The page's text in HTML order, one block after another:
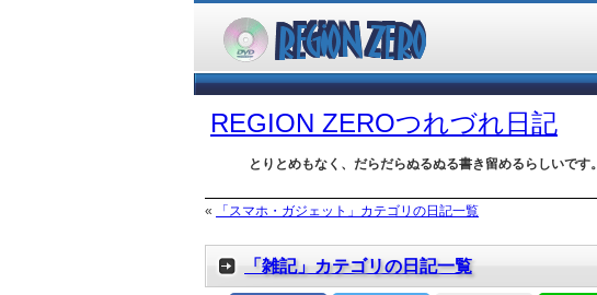
REGION ZEROつれづれ日記
とりとめもなく、だらだらぬるぬる書き留めるらしいです。
« 「スマホ・ガジェット」カテゴリの日記一覧
「雑記」カテゴリの日記一覧